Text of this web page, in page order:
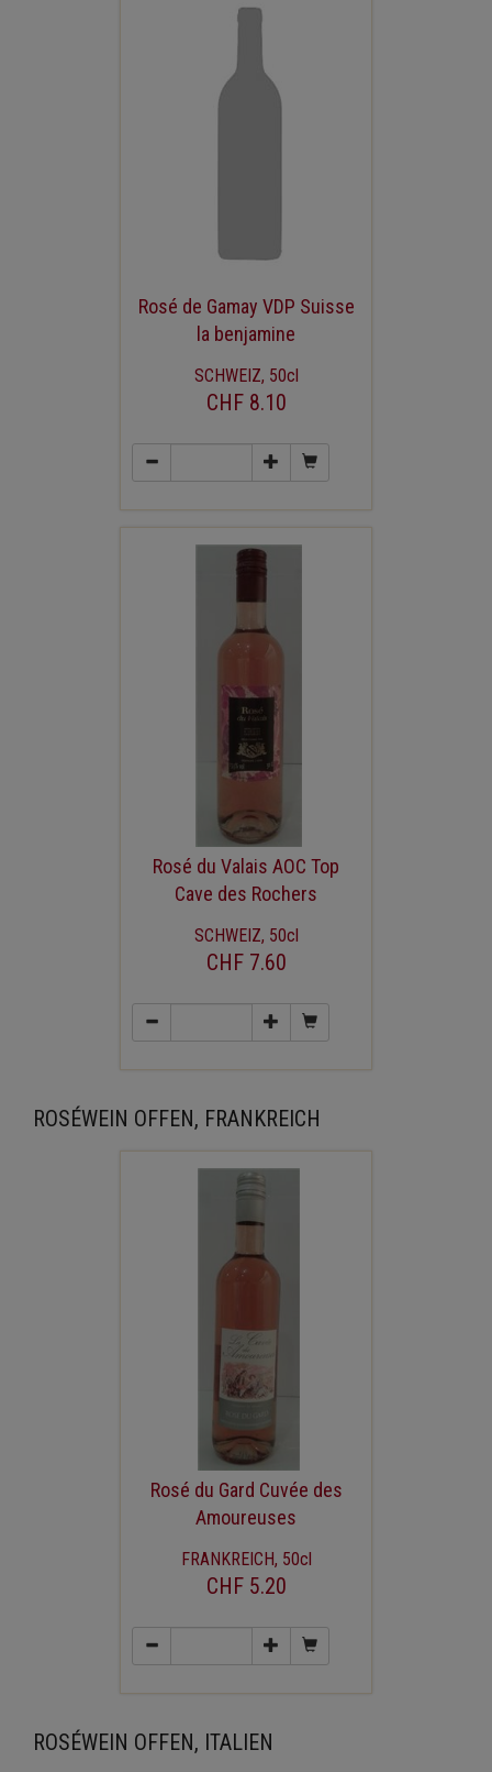
Rosé de Gamay VDP Suisse
la benjamine
SCHWEIZ, 50cl
CHF 8.10
Rosé du Valais AOC Top
Cave des Rochers
SCHWEIZ, 50cl
CHF 7.60
ROSÉWEIN OFFEN, FRANKREICH
Rosé du Gard Cuvée des
Amoureuses
FRANKREICH, 50cl
CHF 5.20
ROSÉWEIN OFFEN, ITALIEN